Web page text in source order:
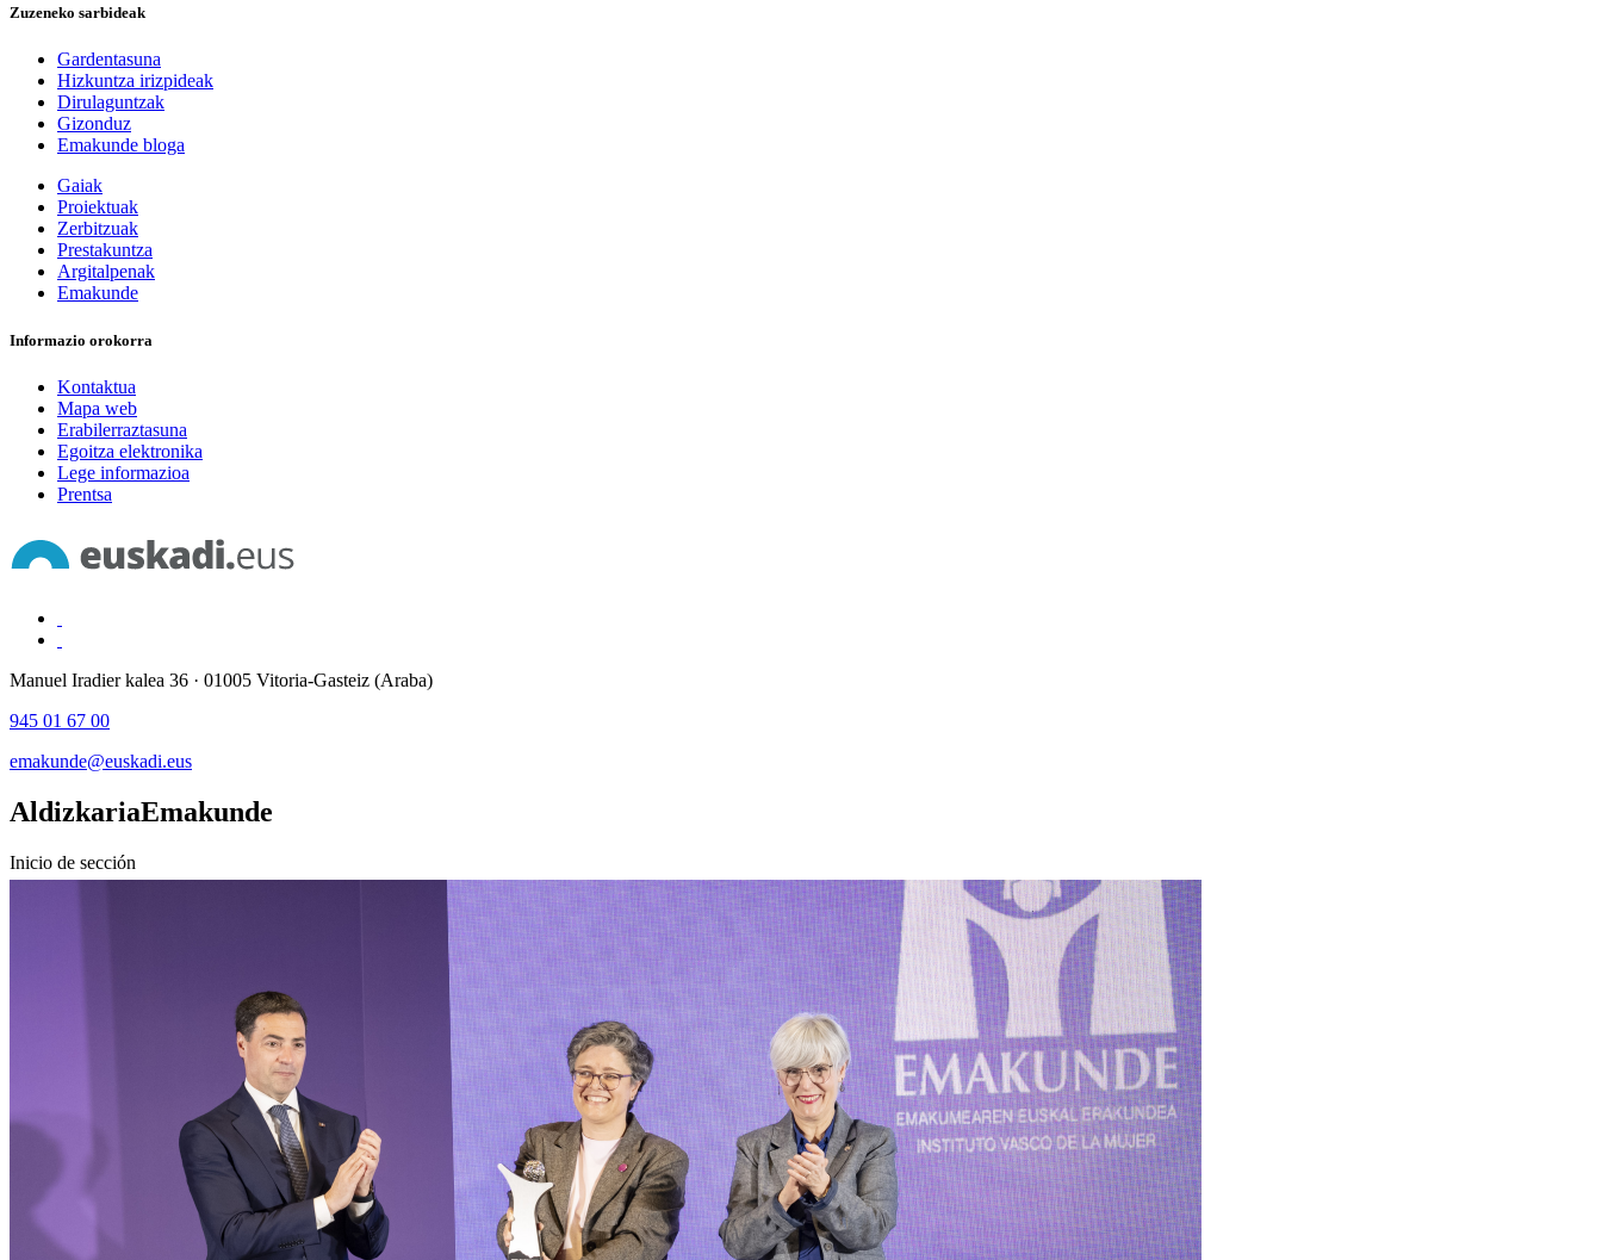
Zuzeneko sarbideak
Gardentasuna
Hizkuntza irizpideak
Dirulaguntzak
Gizonduz
Emakunde bloga
Gaiak
Proiektuak
Zerbitzuak
Prestakuntza
Argitalpenak
Emakunde
Informazio orokorra
Kontaktua
Mapa web
Erabilerraztasuna
Egoitza elektronika
Lege informazioa
Prentsa
Manuel Iradier kalea 36 · 01005 Vitoria-Gasteiz (Araba)
945 01 67 00
emakunde@euskadi.eus
AldizkariaEmakunde
Inicio de sección